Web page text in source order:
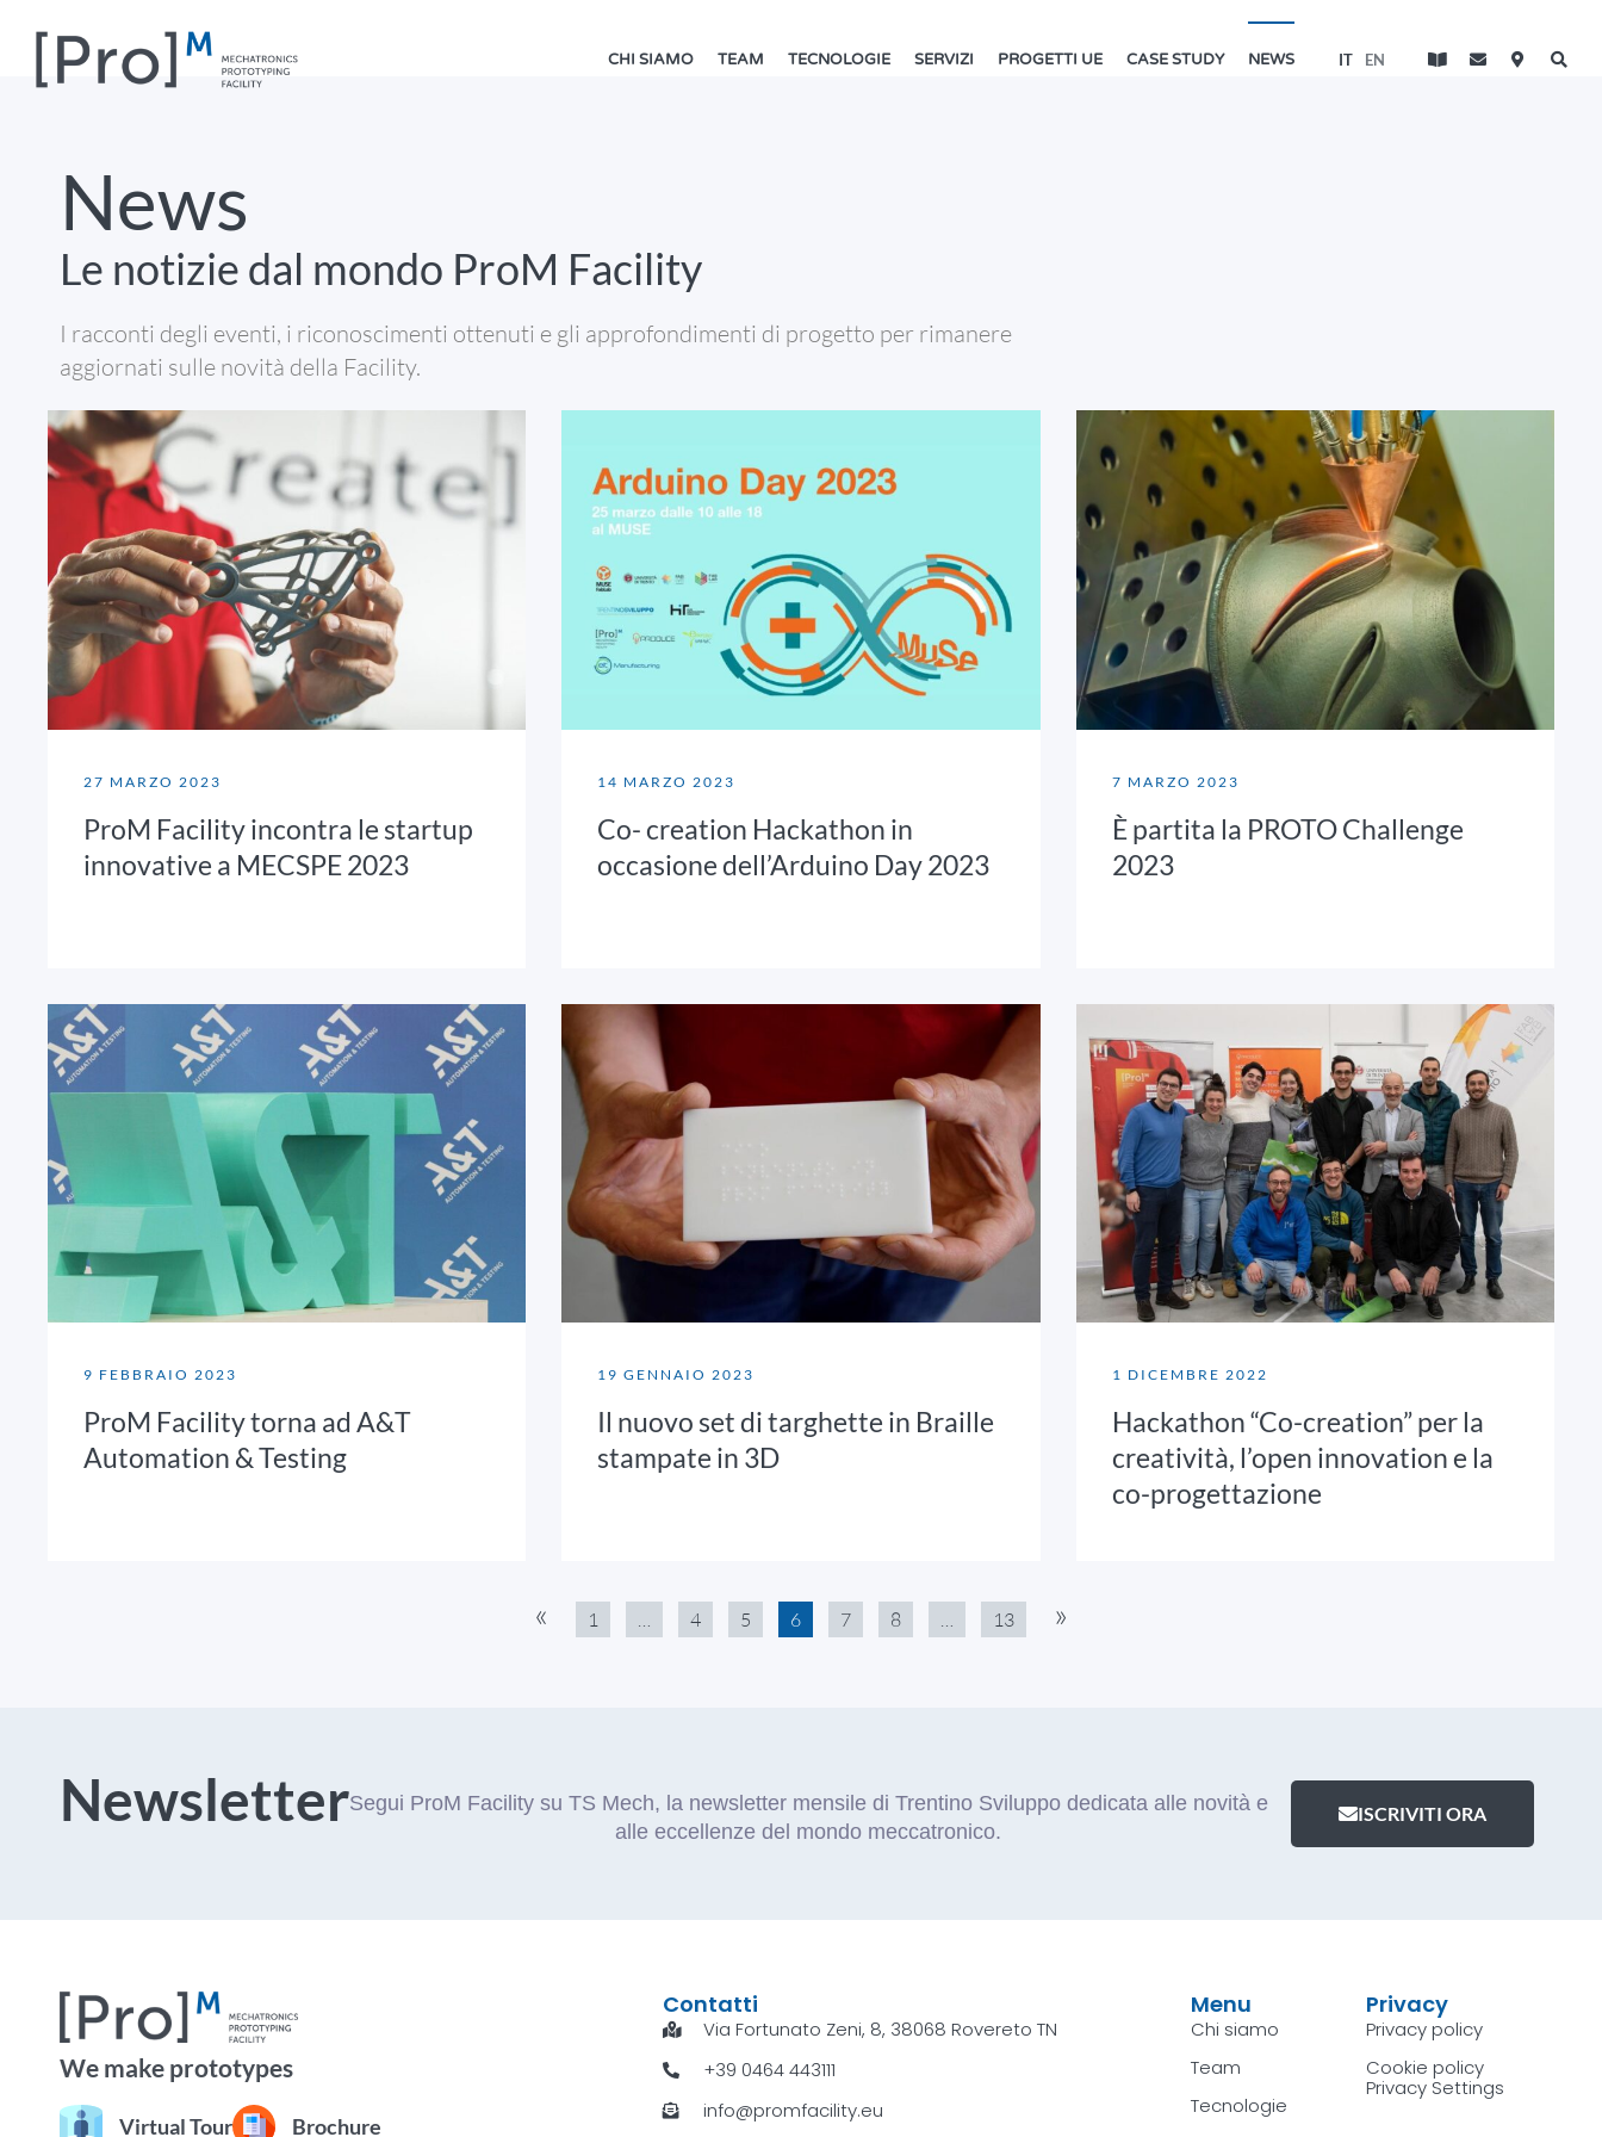
CHI SIAMO TEAM TECNOLOGIE SERVIZI PROGETTI UE CASE STUDY NEWS IT EN
News
Le notizie dal mondo ProM Facility
I racconti degli eventi, i riconoscimenti ottenuti e gli approfondimenti di progetto per rimanere
aggiornati sulle novità della Facility.
27 MARZO 2023
ProM Facility incontra le startup
innovative a MECSPE 2023
14 MARZO 2023
Co- creation Hackathon in
occasione dell’Arduino Day 2023
7 MARZO 2023
È partita la PROTO Challenge
2023
9 FEBBRAIO 2023
ProM Facility torna ad A&T
Automation & Testing
19 GENNAIO 2023
Il nuovo set di targhette in Braille
stampate in 3D
1 DICEMBRE 2022
Hackathon “Co-creation” per la
creatività, l’open innovation e la
co-progettazione
« 1 … 4 5 6 7 8 … 13 »
NewsletterSegui ProM Facility su TS Mech, la newsletter mensile di Trentino Sviluppo dedicata alle novità e
alle eccellenze del mondo meccatronico.
ISCRIVITI ORA
We make prototypes
Virtual Tour Brochure
Contatti
Via Fortunato Zeni, 8, 38068 Rovereto TN
+39 0464 443111
info@promfacility.eu
Menu
Chi siamo
Team
Tecnologie
Privacy
Privacy policy
Cookie policy
Privacy Settings